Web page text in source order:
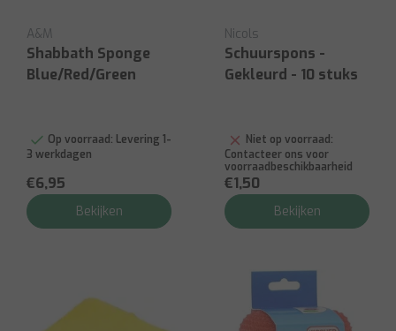
A&M
Shabbath Sponge
Blue/Red/Green
Op voorraad: Levering 1-
3 werkdagen
€6,95
Bekijken
Nicols
Schuurspons -
Gekleurd - 10 stuks
Niet op voorraad:
Contacteer ons voor
voorraadbeschikbaarheid
€1,50
Bekijken